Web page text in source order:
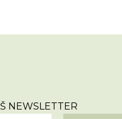
NEWSLETTER